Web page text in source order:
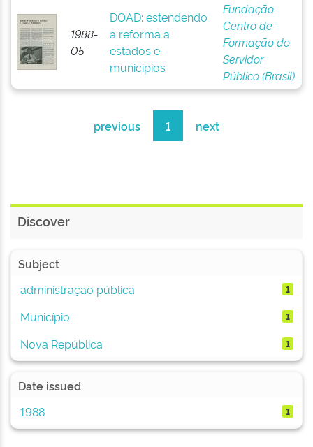
1988-
05
DOAD: estendendo
a reforma a
estados e
municípios
Fundação
Centro de
Formação do
Servidor
Público (Brasil)
previous 1 next
Discover
Subject
administração pública
1
Município 1
Nova República 1
Date issued
1988
1